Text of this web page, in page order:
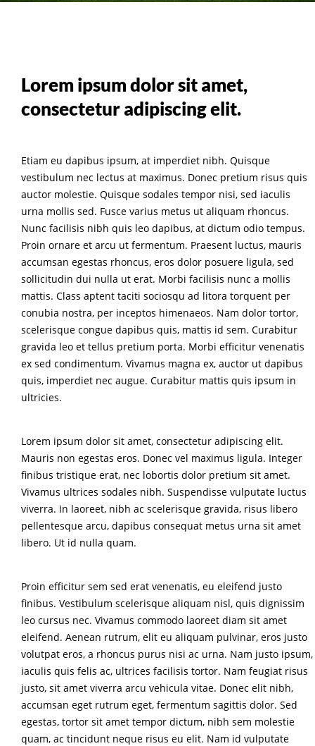
Lorem ipsum dolor sit amet,
consectetur adipiscing elit.
Etiam eu dapibus ipsum, at imperdiet nibh. Quisque
vestibulum nec lectus at maximus. Donec pretium risus quis
auctor molestie. Quisque sodales tempor nisi, sed iaculis
urna mollis sed. Fusce varius metus ut aliquam rhoncus.
Nunc facilisis nibh quis leo dapibus, at dictum odio tempus.
Proin ornare et arcu ut fermentum. Praesent luctus, mauris
accumsan egestas rhoncus, eros dolor posuere ligula, sed
sollicitudin dui nulla ut erat. Morbi facilisis nunc a mollis
mattis. Class aptent taciti sociosqu ad litora torquent per
conubia nostra, per inceptos himenaeos. Nam dolor tortor,
scelerisque congue dapibus quis, mattis id sem. Curabitur
gravida leo et tellus pretium porta. Morbi efficitur venenatis
ex sed condimentum. Vivamus magna ex, auctor ut dapibus
quis, imperdiet nec augue. Curabitur mattis quis ipsum in
ultricies.
Lorem ipsum dolor sit amet, consectetur adipiscing elit.
Mauris non egestas eros. Donec vel maximus ligula. Integer
finibus tristique erat, nec lobortis dolor pretium sit amet.
Vivamus ultrices sodales nibh. Suspendisse vulputate luctus
viverra. In laoreet, nibh ac scelerisque gravida, risus libero
pellentesque arcu, dapibus consequat metus urna sit amet
libero. Ut id nulla quam.
Proin efficitur sem sed erat venenatis, eu eleifend justo
finibus. Vestibulum scelerisque aliquam nisl, quis dignissim
leo cursus nec. Vivamus commodo laoreet diam sit amet
eleifend. Aenean rutrum, elit eu aliquam pulvinar, eros justo
volutpat eros, a rhoncus purus nisi ac urna. Nam justo ipsum,
iaculis quis felis ac, ultrices facilisis tortor. Nam feugiat risus
justo, sit amet viverra arcu vehicula vitae. Donec elit nibh,
accumsan eget rutrum eget, fermentum sagittis dolor. Sed
egestas, tortor sit amet tempor dictum, nibh sem molestie
quam, ac tincidunt neque risus eu elit. Nam id vulputate